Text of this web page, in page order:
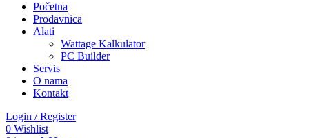
Početna
Prodavnica
Alati
Wattage Kalkulator
PC Builder
Servis
O nama
Kontakt
Login / Register
0 Wishlist